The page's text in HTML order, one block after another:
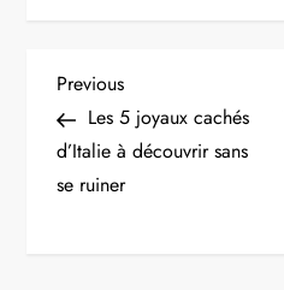
N
a
v
Previous
Post
Previous
Les 5 joyaux cachés
d’Italie à découvrir sans
se ruiner